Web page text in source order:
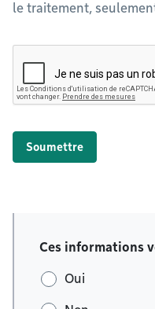
le traitement,
Soumettre
Ces informations
Oui